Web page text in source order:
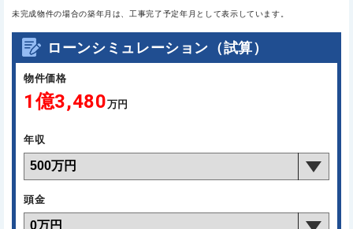
未完成物件の場合の築年月は、工事完了予定年月として表示しています。
ローンシミュレーション（試算）
物件価格
1億3,480万円
年収
頭金